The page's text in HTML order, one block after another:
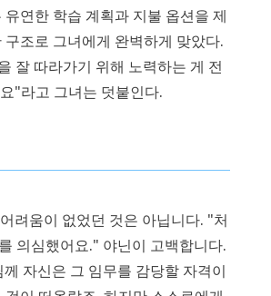
유연한 학습 계획과 지불 옵션을 제
구조로 그녀에게 완벽하게 맞았다.
잘 따라가기 위해 노력하는 게 전
"라고 그녀는 덧붙인다.
려움이 없었던 것은 아닙니다. "처
의심했어요." 야닌이 고백합니다.
자신은 그 임무를 감당할 자격이